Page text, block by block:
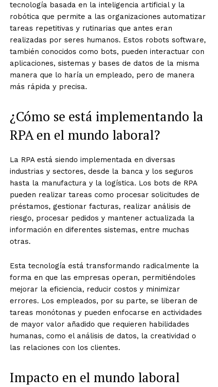
tecnología basada en la inteligencia artificial y la
robótica que permite a las organizaciones automatizar
tareas repetitivas y rutinarias que antes eran
realizadas por seres humanos. Estos robots software,
también conocidos como bots, pueden interactuar con
aplicaciones, sistemas y bases de datos de la misma
manera que lo haría un empleado, pero de manera
más rápida y precisa.
¿Cómo se está implementando la
RPA en el mundo laboral?
La RPA está siendo implementada en diversas
industrias y sectores, desde la banca y los seguros
hasta la manufactura y la logística. Los bots de RPA
pueden realizar tareas como procesar solicitudes de
préstamos, gestionar facturas, realizar análisis de
riesgo, procesar pedidos y mantener actualizada la
información en diferentes sistemas, entre muchas
otras.
Esta tecnología está transformando radicalmente la
forma en que las empresas operan, permitiéndoles
mejorar la eficiencia, reducir costos y minimizar
errores. Los empleados, por su parte, se liberan de
tareas monótonas y pueden enfocarse en actividades
de mayor valor añadido que requieren habilidades
humanas, como el análisis de datos, la creatividad o
las relaciones con los clientes.
Impacto en el mundo laboral